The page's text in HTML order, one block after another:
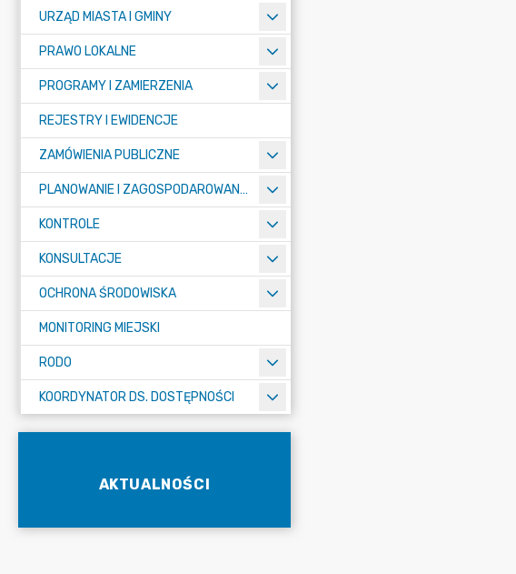
URZĄD MIASTA I GMINY
PRAWO LOKALNE
PROGRAMY I ZAMIERZENIA
REJESTRY I EWIDENCJE
ZAMÓWIENIA PUBLICZNE
PLANOWANIE I ZAGOSPODAROWANIE PRZESTRZENNE
KONTROLE
KONSULTACJE
OCHRONA ŚRODOWISKA
MONITORING MIEJSKI
RODO
KOORDYNATOR DS. DOSTĘPNOŚCI
AKTUALNOŚCI